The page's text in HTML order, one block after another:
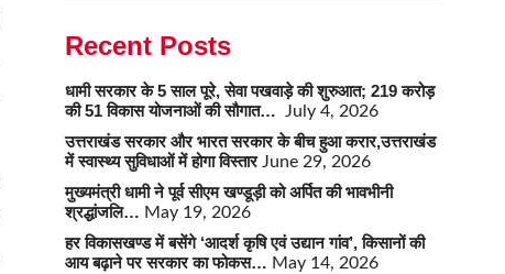
Recent Posts
धामी सरकार के 5 साल पूरे, सेवा पखवाड़े की शुरुआत; 219 करोड़
की 51 विकास योजनाओं की सौगात… July 4, 2026
उत्तराखंड सरकार और भारत सरकार के बीच हुआ करार,उत्तराखंड
में स्वास्थ्य सुविधाओं में होगा विस्तार June 29, 2026
मुख्यमंत्री धामी ने पूर्व सीएम खण्डूड़ी को अर्पित की भावभीनी
श्रद्धांजलि… May 19, 2026
हर विकासखण्ड में बसेंगे ‘आदर्श कृषि एवं उद्यान गांव’, किसानों की
आय बढ़ाने पर सरकार का फोकस… May 14, 2026